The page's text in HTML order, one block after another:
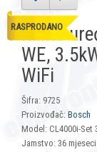
RASPRODANO
Klima
WE,
WiFi
Šifra: 9725
Proizvođač: Bosch
Model: CL4000i-Set
Jamstvo: 36 mjeseci